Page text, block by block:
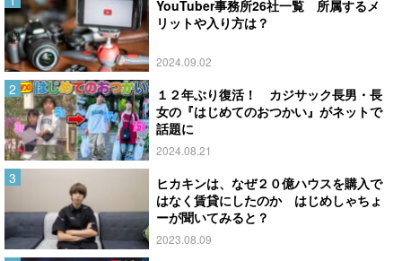
YouTuber事務所26社一覧 所属するメ
リットや入り方は？
2024.09.02
１２年ぶり復活！ カジサック長男・長
女の『はじめてのおつかい』がネットで
話題に
2024.08.21
ヒカキンは、なぜ２０億ハウスを購入で
はなく賃貸にしたのか はじめしゃちょ
ーが聞いてみると？
2023.08.09